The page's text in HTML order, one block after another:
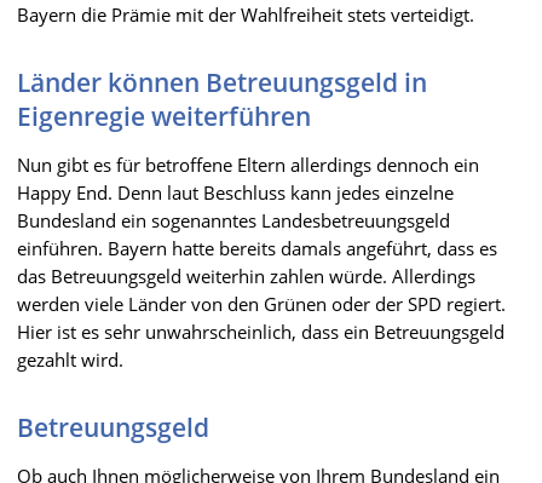
Bayern die Prämie mit der Wahlfreiheit stets verteidigt.
Länder können Betreuungsgeld in
Eigenregie weiterführen
Nun gibt es für betroffene Eltern allerdings dennoch ein
Happy End. Denn laut Beschluss kann jedes einzelne
Bundesland ein sogenanntes Landesbetreuungsgeld
einführen. Bayern hatte bereits damals angeführt, dass es
das Betreuungsgeld weiterhin zahlen würde. Allerdings
werden viele Länder von den Grünen oder der SPD regiert.
Hier ist es sehr unwahrscheinlich, dass ein Betreuungsgeld
gezahlt wird.
Betreuungsgeld
Ob auch Ihnen möglicherweise von Ihrem Bundesland ein